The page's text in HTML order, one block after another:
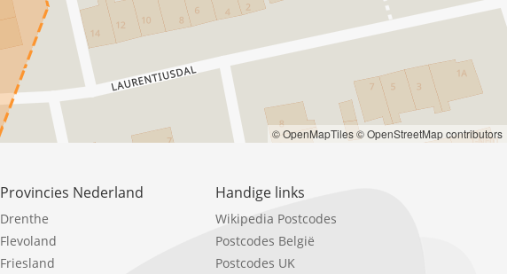
© OpenMapTiles© OpenStreetMap contributors
Provincies Nederland
Drenthe
Flevoland
Friesland
Handige links
Wikipedia Postcodes
Postcodes België
Postcodes UK